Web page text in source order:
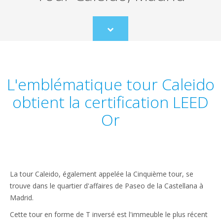
Scroll
to
L'emblématique tour Caleido
obtient la certification LEED
Or
La tour Caleido, également appelée la Cinquième tour, se
trouve dans le quartier d'affaires de Paseo de la Castellana à
Madrid.
Cette tour en forme de T inversé est l'immeuble le plus récent